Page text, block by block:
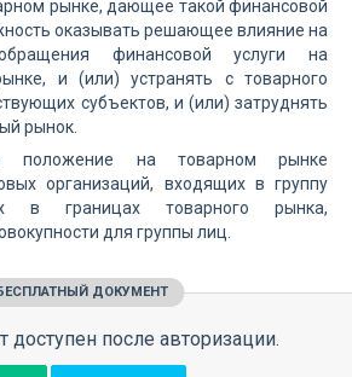
рынке, дающее такой финансовой
оказывать решающее влияние на
финансовой услуги на
и (или) устранять с товарного
субъектов, и (или) затруднять
рынок.
положение на товарном рынке
организаций, входящих в группу
в границах товарного рынка,
для группы лиц.
ДОКУМЕНТ
доступен после авторизации.